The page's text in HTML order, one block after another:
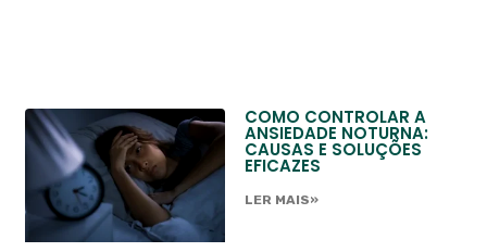
COMO CONTROLAR A
ANSIEDADE NOTURNA:
CAUSAS E SOLUÇÕES
EFICAZES
LER MAIS»